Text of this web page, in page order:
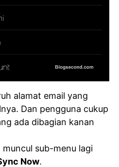
alamat email yang
Dan pengguna cukup
ada dibagian kanan
muncul sub-menu lagi
Now.